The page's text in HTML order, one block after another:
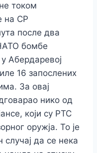
током
на СР
после два
бомбе
Абердаревој
16 запослених
За овај
нико од
који су РТС
оружја. То је
случај да се нека